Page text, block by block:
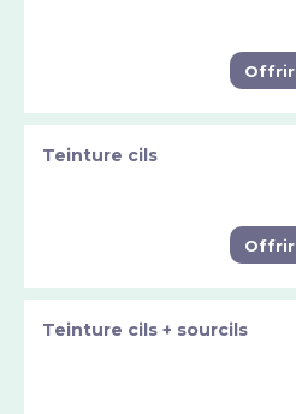
Offrir
Teinture cils
Offrir
Teinture cils + sourcils